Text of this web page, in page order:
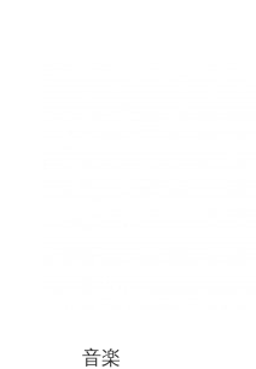
音楽